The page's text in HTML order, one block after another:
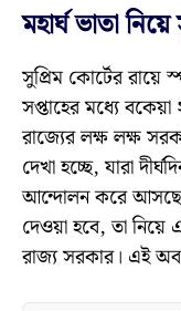
মহার্ঘ ভাতা
সুপ্রিম কোর্টের রায়ে
সপ্তাহের মধ্যে
রাজ্যের লক্ষ লক্ষ
দেখা হচ্ছে, যারা
আন্দোলন করে
দেওয়া হবে, তা
রাজ্য সরকার। এই